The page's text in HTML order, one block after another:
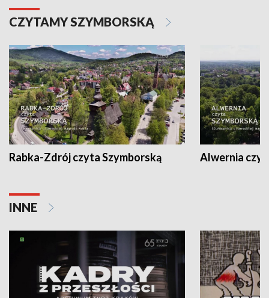
CZYTAMY SZYMBORSKĄ
Rabka-Zdrój czyta Szymborską Alwernia
INNE